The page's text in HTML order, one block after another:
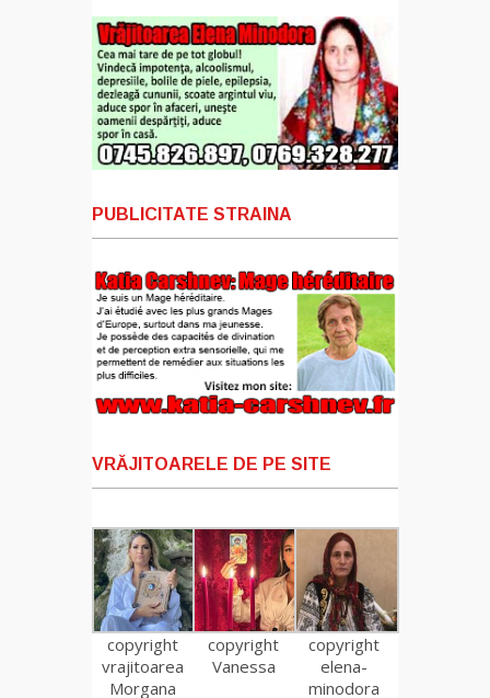
PUBLICITATE STRAINA
VRĂJITOARELE DE PE SITE
copyright
vrajitoarea
Morgana
copyright
Vanessa
copyright
elena-
minodora